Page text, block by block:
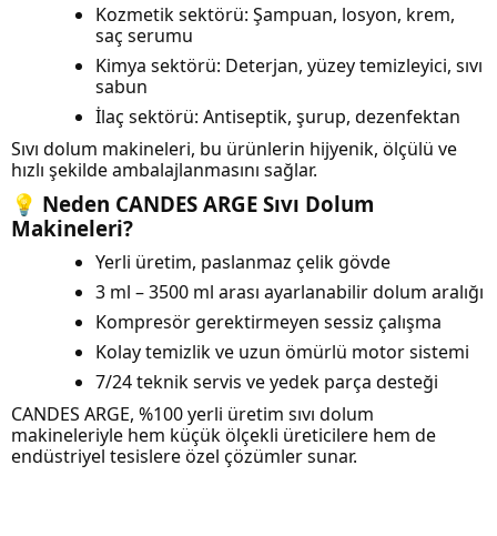
Kozmetik sektörü: Şampuan, losyon, krem,
saç serumu
Kimya sektörü: Deterjan, yüzey temizleyici, sıvı
sabun
İlaç sektörü: Antiseptik, şurup, dezenfektan
Sıvı dolum makineleri, bu ürünlerin hijyenik, ölçülü ve
hızlı şekilde ambalajlanmasını sağlar.
💡 Neden CANDES ARGE Sıvı Dolum
Makineleri?
Yerli üretim, paslanmaz çelik gövde
3 ml – 3500 ml arası ayarlanabilir dolum aralığı
Kompresör gerektirmeyen sessiz çalışma
Kolay temizlik ve uzun ömürlü motor sistemi
7/24 teknik servis ve yedek parça desteği
CANDES ARGE, %100 yerli üretim sıvı dolum
makineleriyle hem küçük ölçekli üreticilere hem de
endüstriyel tesislere özel çözümler sunar.